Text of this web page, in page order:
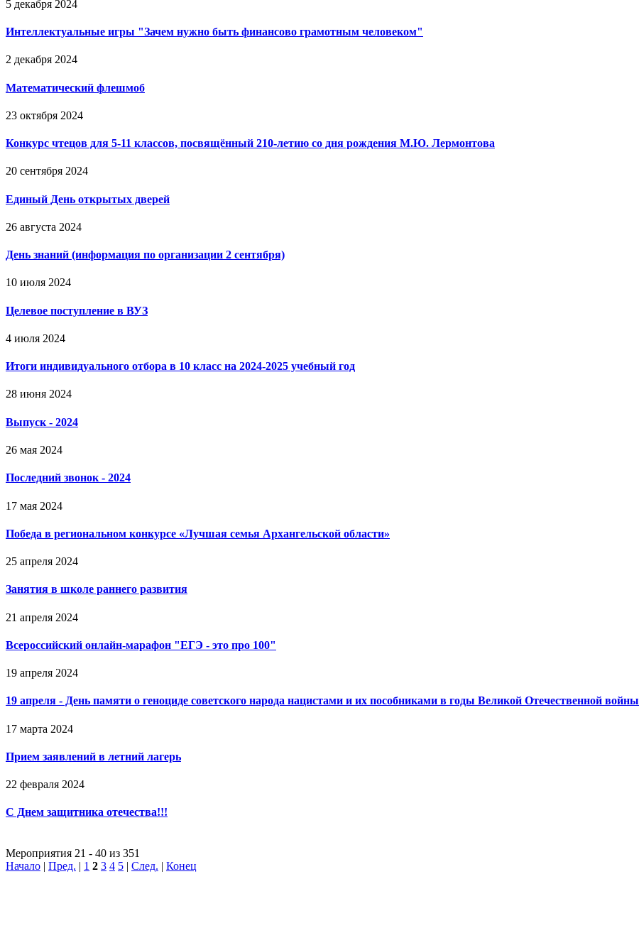
5 декабря 2024
Интеллектуальные игры "Зачем нужно быть финансово грамотным человеком"
2 декабря 2024
Математический флешмоб
23 октября 2024
Конкурс чтецов для 5-11 классов, посвящённый 210-летию со дня рождения М.Ю. Лермонтова
20 сентября 2024
Единый День открытых дверей
26 августа 2024
День знаний (информация по организации 2 сентября)
10 июля 2024
Целевое поступление в ВУЗ
4 июля 2024
Итоги индивидуального отбора в 10 класс на 2024-2025 учебный год
28 июня 2024
Выпуск - 2024
26 мая 2024
Последний звонок - 2024
17 мая 2024
Победа в региональном конкурсе «Лучшая семья Архангельской области»
25 апреля 2024
Занятия в школе раннего развития
21 апреля 2024
Всероссийский онлайн-марафон "ЕГЭ - это про 100"
19 апреля 2024
19 апреля - День памяти о геноциде советского народа нацистами и их пособниками в годы Великой Отечественной войны
17 марта 2024
Прием заявлений в летний лагерь
22 февраля 2024
С Днем защитника отечества!!!
Мероприятия 21 - 40 из 351
Начало | Пред. | 1 2 3 4 5 | След. | Конец